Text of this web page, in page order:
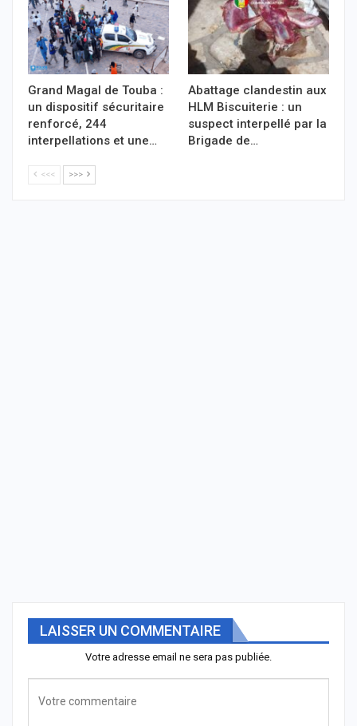
Grand Magal de Touba :
un dispositif sécuritaire
renforcé, 244
interpellations et une…
Abattage clandestin aux
HLM Biscuiterie : un
suspect interpellé par la
Brigade de…
<<< >>>
LAISSER UN COMMENTAIRE
Votre adresse email ne sera pas publiée.